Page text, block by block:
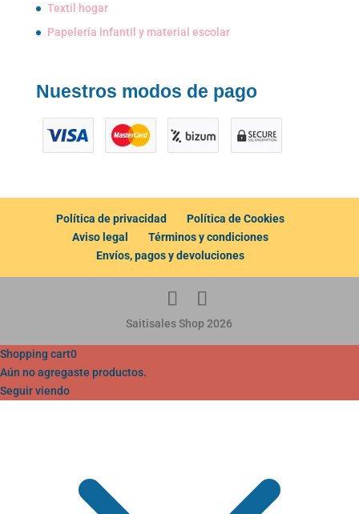
Textil hogar
Papelería infantil y material escolar
Nuestros modos de pago
Política de privacidad
Política de Cookies
Aviso legal
Términos y condiciones
Envíos, pagos y devoluciones
Saitisales Shop 2026
Shopping cart0
Aún no agregaste productos.
Seguir viendo